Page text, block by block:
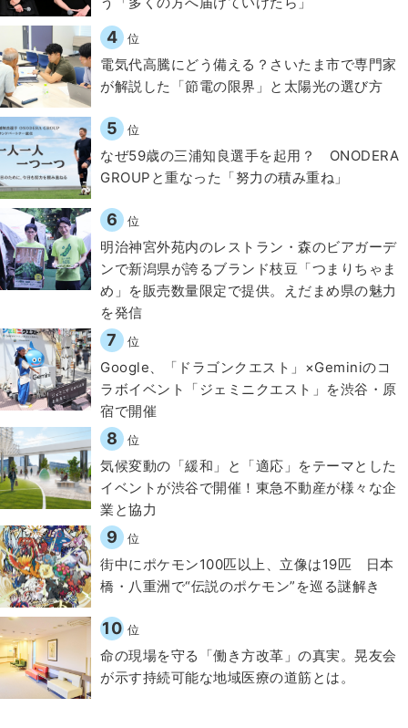
4 位
電気代高騰にどう備える？さいたま市で専門家
が解説した「節電の限界」と太陽光の選び方
5 位
なぜ59歳の三浦知良選手を起用？ ONODERA
GROUPと重なった「努力の積み重ね」
6 位
明治神宮外苑内のレストラン・森のビアガーデ
ンで新潟県が誇るブランド枝豆「つまりちゃま
め」を販売数量限定で提供。えだまめ県の魅力
を発信
7 位
Google、「ドラゴンクエスト」×Geminiのコ
ラボイベント「ジェミニクエスト」を渋谷・原
宿で開催
8 位
気候変動の「緩和」と「適応」をテーマとした
イベントが渋谷で開催！東急不動産が様々な企
業と協力
9 位
街中にポケモン100匹以上、立像は19匹 日本
橋・八重洲で“伝説のポケモン”を巡る謎解き
10 位
​命の現場を守る「働き方改革」の真実。晃友会
が示す持続可能な地域医療の道筋とは。